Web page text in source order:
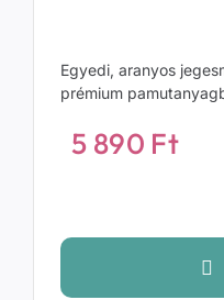
Egyedi, aranyos
prémium
5 890 Ft